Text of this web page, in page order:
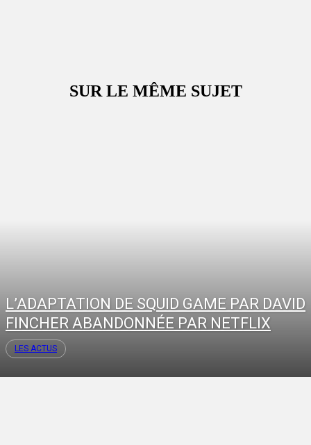
SUR LE MÊME SUJET
L’ADAPTATION DE SQUID GAME PAR DAVID
FINCHER ABANDONNÉE PAR NETFLIX
LES ACTUS